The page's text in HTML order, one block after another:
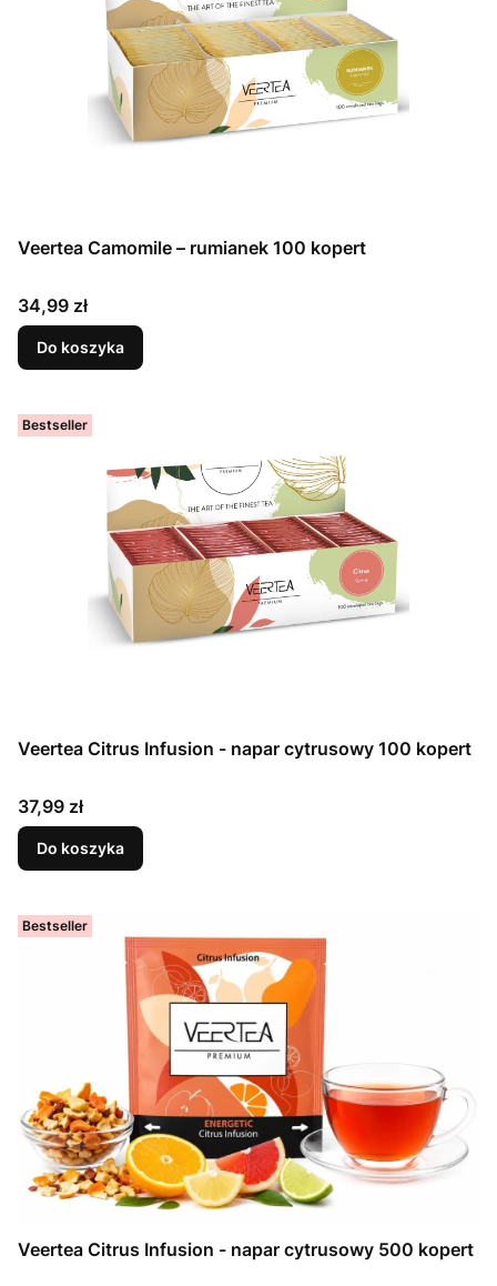
Veertea Camomile – rumianek 100 kopert
Cena
34,99 zł
Do koszyka
Bestseller
Veertea Citrus Infusion - napar cytrusowy 100 kopert
Cena
37,99 zł
Do koszyka
Bestseller
Veertea Citrus Infusion - napar cytrusowy 500 kopert